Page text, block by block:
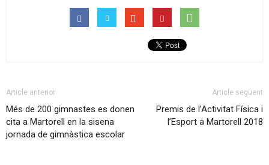
Article anterior
Més de 200 gimnastes es donen
cita a Martorell en la sisena
jornada de gimnàstica escolar
Article següent
Premis de l’Activitat Física i
l’Esport a Martorell 2018